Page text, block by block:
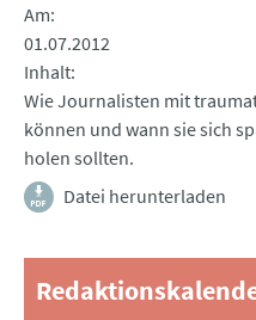
Am
01.07.2012
Inhalt
Wie Journalisten mit
können und wann sie sich
holen sollten.
Datei herunterladen